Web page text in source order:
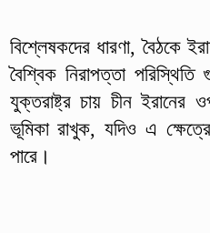
বিশ্লেষকদের ধারণা, বৈঠকে
বৈশ্বিক নিরাপত্তা
যুক্তরাষ্ট্র চায় চীন ইরানের
ভূমিকা রাখুক, যদিও এ
পারে।